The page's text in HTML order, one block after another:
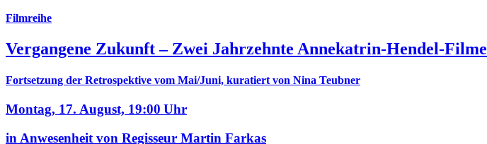
Filmreihe
Vergangene Zukunft – Zwei Jahrzehnte Annekatrin-Hendel-Filme
Fortsetzung der Retrospektive vom Mai/Juni, kuratiert von Nina Teubner
Montag, 17. August, 19:00 Uhr
in Anwesenheit von Regisseur Martin Farkas